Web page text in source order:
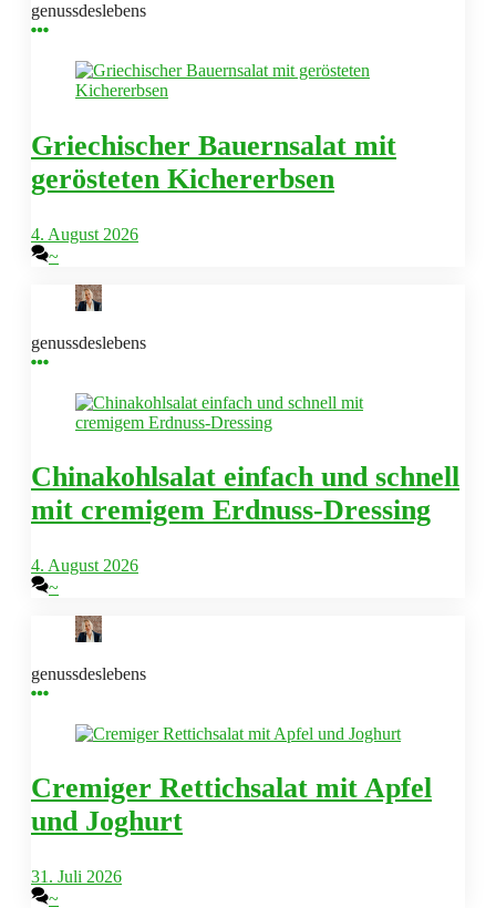
genussdeslebens
Griechischer Bauernsalat mit
gerösteten Kichererbsen
4. August 2026
~
genussdeslebens
Chinakohlsalat einfach und schnell
mit cremigem Erdnuss-Dressing
4. August 2026
~
genussdeslebens
Cremiger Rettichsalat mit Apfel
und Joghurt
31. Juli 2026
~